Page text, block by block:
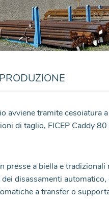
PRODUZIONE
avviene tramite cesoiatura
di taglio, FICEP Caddy 80
presse a biella e
disassamenti automatico,
a transfer o